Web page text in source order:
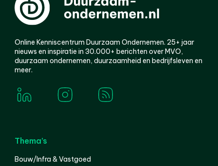
Online Kenniscentrum Duurzaam Ondernemen. 25+ jaar
nieuws en inspiratie in 30.000+ berichten over MVO,
duurzaam ondernemen, duurzaamheid en bedrijfsleven en
meer.
Thema’s
Bouw/Infra & Vastgoed